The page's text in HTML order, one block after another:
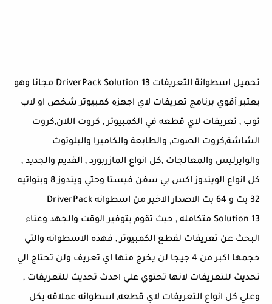
تحميل اسطوانة التعريفات DriverPack Solution 13 مجانا وهو
يعتبر أقوي برنامج تعريفات لاي اجهزه كمبيوتر شخص او لاب
توب , تعريفات لاي قطعه في الكمبيوتر , كروت اللان,كروت
الشاشة,كروت الصوت, والطابعة والكاميرا والبلوتوث
والوايرليس والمعالجات ,كل انواع المازربورد , القديم والجديد ,
كل انواع الويندوز اكس بي سفن فيستا وحتي ويندوز 8 وبنواتيه
32 بت و 64 بت الاصدار الاخير من اسطوانه DriverPack
Solution 13 متكامله , حيث تقوم بتوفير الوقت والجهد وعناء
البحث عن تعريفات لقطع الكمبيوتر , فهذه الاسطوانه والتي
حجمها اكبر من 4 جيجا لن يخرج منها اي تعريف ولن تحتاج الي
تحديث للتعريفات لانها تحتوي علي احدث تحديث للتعريفات ,
وعلي كل انواع التعريفات لاي قطعه, اسطوانه عملاقه بكل